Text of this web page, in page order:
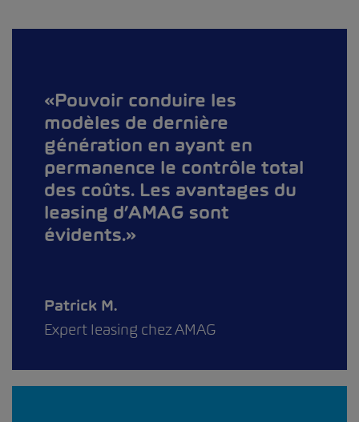
Pouvoir conduire les
modèles de dernière
génération en ayant en
permanence le contrôle total
des coûts. Les avantages du
leasing d’AMAG sont
évidents.
Patrick M.
Expert leasing chez AMAG